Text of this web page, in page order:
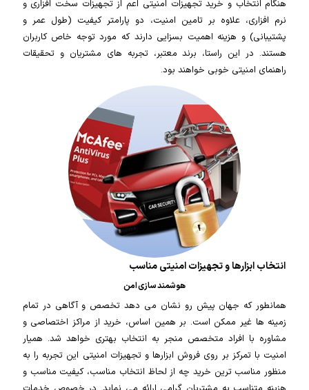
هنگام انتخاب و خرید تجهیزات امنیتی اعم از تجهیزات سخت افزاری و
نرم افزاری، علاوه بر تامین امنیت، دو پارامتر کیفیت (طول عمر و
پشتیبانی) و هزینه اهمیت بسزایی دارند که مورد توجه خاص کاربران
هستند. در این راستا، برند معتبر، تجربه های مشتریان و تحقیقات
راهنمای امنیتی خوبی خواهند بود.
انتخاب ابزارها و تجهیزات امنیتی مناسب
هوشمند سازی امن
همانطور که جهان پیش رو نشان می دهد تخصص و آگاهی در تمام
زمینه ها غیر ممکن است. بر همین اساس، خرید از مراکز اختصاصی و
مشاوره با افراد متخصص منجر به انتخاب بهتری خواهد شد. همیار
امنیت با تمرکز بر روی فروش ابزارها و تجهیزات امنیتی این تجربه را به
منظور مناسب ترین خرید چه از لحاظ انتخاب مناسب، کیفیت مناسب و